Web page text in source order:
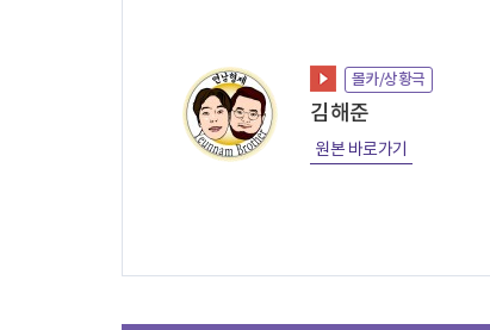
몰카/상황극
김해준
원본 바로가기